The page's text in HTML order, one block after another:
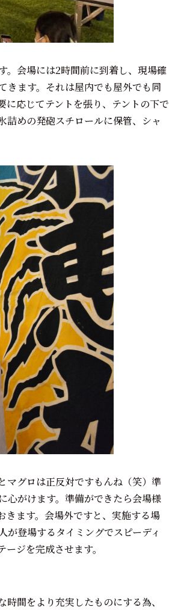
。会場には2時間前に到着し、現場確
きます。それは屋内でも屋外でも同
に応じてテントを張り、テントの下で
詰めの発砲スチロールに保管、シャ
マグロは正反対ですもんね（笑）準
心がけます。準備ができたら会場様
きます。会場外ですと、実施する場
登場するタイミングでスピーディ
ジを完成させます。
たものにする為、